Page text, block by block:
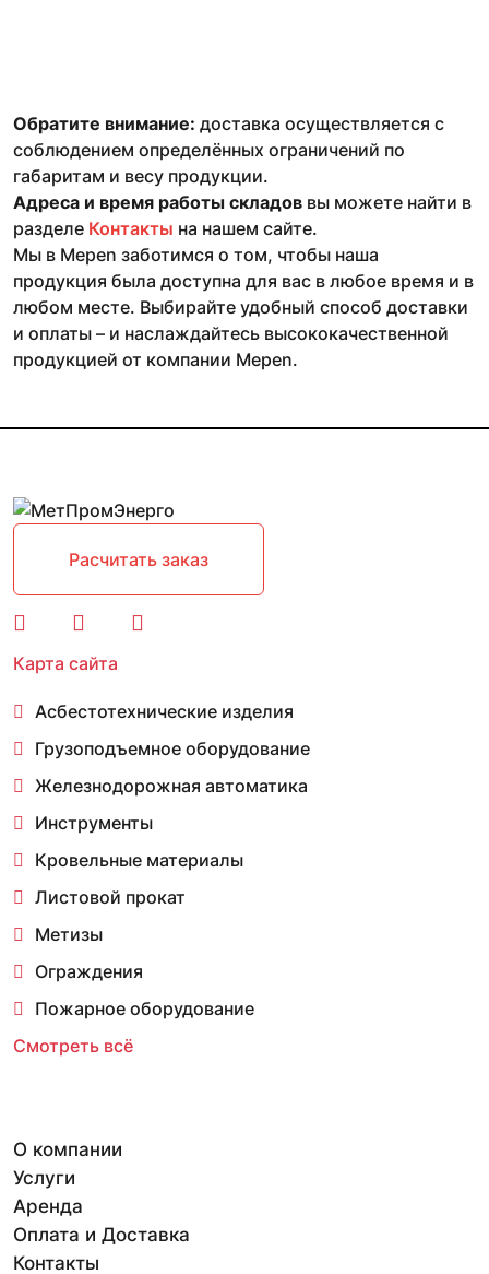
Обратите внимание: доставка осуществляется с
соблюдением определённых ограничений по
габаритам и весу продукции.
Адреса и время работы складов вы можете найти в
разделе Контакты на нашем сайте.
Мы в Mepen заботимся о том, чтобы наша
продукция была доступна для вас в любое время и в
любом месте. Выбирайте удобный способ доставки
и оплаты – и наслаждайтесь высококачественной
продукцией от компании Mepen.
Расчитать заказ
Карта сайта
Асбестотехнические изделия
Грузоподъемное оборудование
Железнодорожная автоматика
Инструменты
Кровельные материалы
Листовой прокат
Метизы
Ограждения
Пожарное оборудование
Смотреть всё
О компании
Услуги
Аренда
Оплата и Доставка
Контакты